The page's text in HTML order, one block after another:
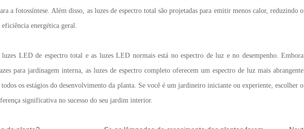
a fotossíntese. Além disso, as luzes de espectro total são projetadas para emitir menos calor, reduzindo o
eficiência energética geral.
LED de espectro total e as luzes LED normais está no espectro de luz e no desempenho. Embora
para jardinagem interna, as luzes de espectro completo oferecem um espectro de luz mais abrangente
os estágios do desenvolvimento da planta. Se você é um jardineiro iniciante ou experiente, escolher o
significativa no sucesso do seu jardim interior.